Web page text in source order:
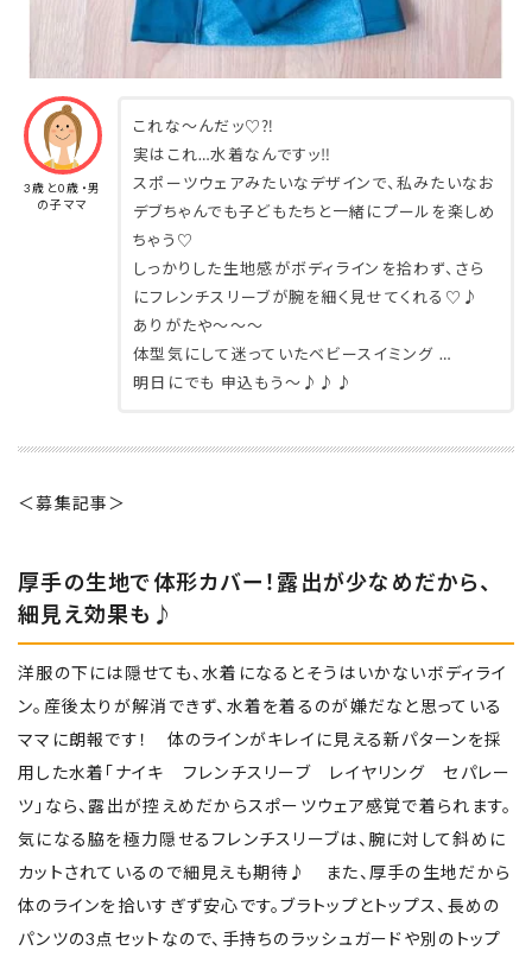
3歳と0歳・男
の子ママ
これな〜んだッ♡⁈
実はこれ…水着なんですッ‼︎
スポーツウェアみたいなデザインで、私みたいなお
デブちゃんでも子どもたちと一緒にプールを楽しめ
ちゃう♡
しっかりした生地感がボディラインを拾わず、さら
にフレンチスリーブが腕を細く見せてくれる♡♪
ありがたや〜〜〜
体型気にして迷っていたベビースイミング …
明日にでも 申込もう〜♪♪♪
＜募集記事＞
厚手の生地で体形カバー！露出が少なめだから、
細見え効果も♪
洋服の下には隠せても、水着になるとそうはいかないボディライ
ン。産後太りが解消できず、水着を着るのが嫌だなと思っている
ママに朗報です！ 体のラインがキレイに見える新パターンを採
用した水着「ナイキ フレンチスリーブ レイヤリング セパレー
ツ」なら、露出が控えめだからスポーツウェア感覚で着られます。
気になる脇を極力隠せるフレンチスリーブは、腕に対して斜めに
カットされているので細見えも期待♪ また、厚手の生地だから
体のラインを拾いすぎず安心です。ブラトップとトップス、長めの
パンツの3点セットなので、手持ちのラッシュガードや別のトップ